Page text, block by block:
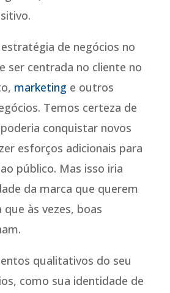
de negócios no
ser centrada no cliente no
marketing e outros
Temos certeza de
conquistar novos
esforços adicionais para
público. Mas isso iria
da marca que querem
às vezes, boas
qualitativos do seu
como sua identidade de